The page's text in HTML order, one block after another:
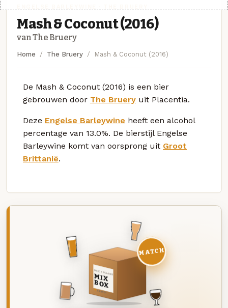
Mash & Coconut (2016)
van The Bruery
Home The Bruery Mash & Coconut (2016)
De Mash & Coconut (2016) is een bier
gebrouwen door The Bruery uit Placentia.
Deze Engelse Barleywine heeft een alcohol
percentage van 13.0%. De bierstijl Engelse
Barleywine komt van oorsprong uit Groot
Brittanië.
DEZE MAAND
MIX
BOX
8 BIEREN
MATCH